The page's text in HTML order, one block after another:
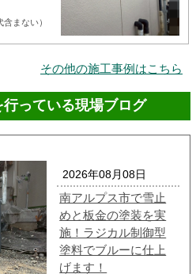
まない）
その他の施工事例はこちら
っている現場ブログ
2026年08月08日
南アルプス市で雪止
めと板金の塗装を実
施！ラジカル制御型
塗料でブルーに仕上
げます！